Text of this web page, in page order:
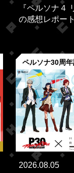
『ペルソナ４
の感想レポー
ペルソナ30周
2026.08.05